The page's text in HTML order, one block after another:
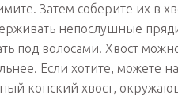
Затем соберите их в
непослушные
под волосами. Хвост
Если хотите, можете
конский хвост,